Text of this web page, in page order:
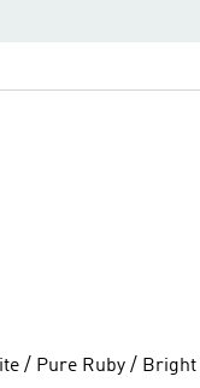
/ Pure Ruby /